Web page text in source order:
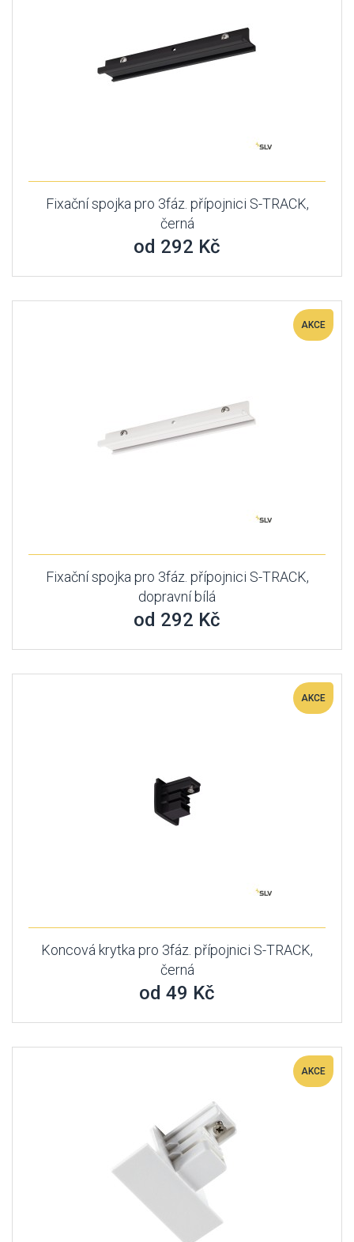
Fixační spojka pro 3fáz. přípojnici S-TRACK,
černá
od 292 Kč
AKCE
Fixační spojka pro 3fáz. přípojnici S-TRACK,
dopravní bílá
od 292 Kč
AKCE
Koncová krytka pro 3fáz. přípojnici S-TRACK,
černá
od 49 Kč
AKCE